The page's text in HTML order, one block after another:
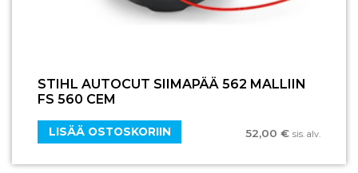
STIHL AUTOCUT SIIMAPÄÄ 562 MALLIIN
FS 560 CEM
52,00 € sis. alv.
LISÄÄ OSTOSKORIIN